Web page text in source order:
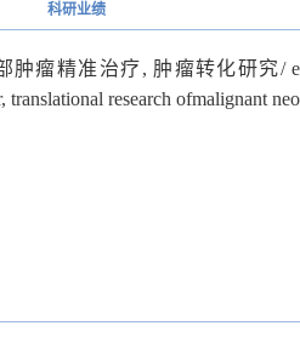
科研业绩
肿瘤精准治疗, 肿瘤转化研究/
research ofmalignant